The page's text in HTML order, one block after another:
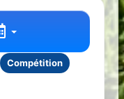
Compétition